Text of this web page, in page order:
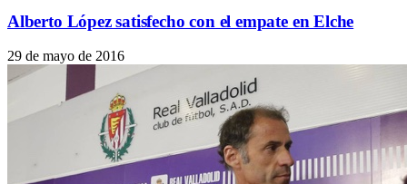
Alberto López satisfecho con el empate en Elche
29 de mayo de 2016